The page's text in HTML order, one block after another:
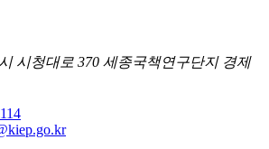
시청대로 370 세종국책연구단지 경제